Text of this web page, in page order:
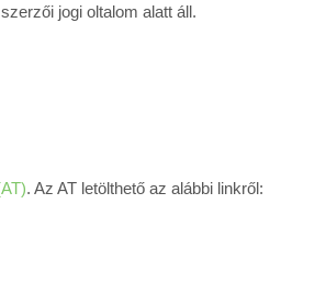
jogi oltalom alatt áll.
. Az AT letölthető az alábbi linkről: